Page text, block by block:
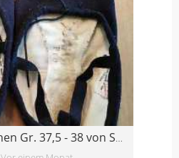
Ballett Schläppchen Gr. 37,5 - 38 von Sansha